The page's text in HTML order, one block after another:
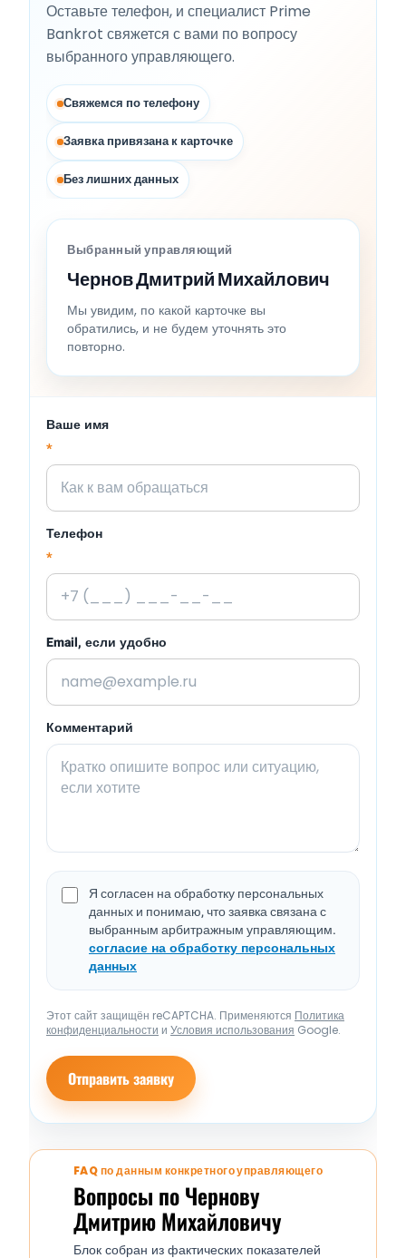
Оставьте телефон, и специалист Prime
Bankrot свяжется с вами по вопросу
выбранного управляющего.
Свяжемся по телефону
Заявка привязана к карточке
Без лишних данных
Выбранный управляющий
Чернов Дмитрий Михайлович
Мы увидим, по какой карточке вы
обратились, и не будем уточнять это
повторно.
Ваше имя
*
Телефон
*
Email, если удобно
Комментарий
Я согласен на обработку персональных
данных и понимаю, что заявка связана с
выбранным арбитражным управляющим.
согласие на обработку персональных
данных
Этот сайт защищён reCAPTCHA. Применяются Политика
конфиденциальности и Условия использования Google.
Отправить заявку
FAQ по данным конкретного управляющего
Вопросы по Чернову
Дмитрию Михайловичу
Блок собран из фактических показателей